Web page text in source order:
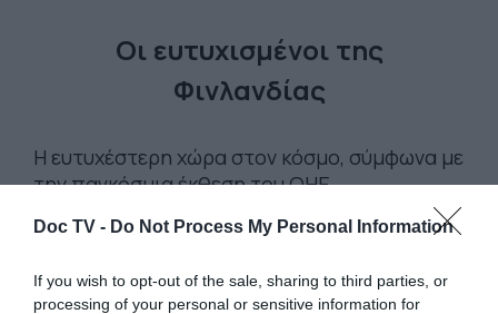
Doc TV - Do Not Process My Personal Information
If you wish to opt-out of the sale, sharing to third parties, or
processing of your personal or sensitive information for
Οι ευτυχισμένοι της
Φινλανδίας
Η ευτυχέστερη χώρα στον κόσμο, σύμφωνα με
την παγκόσμια έκθεση του ΟΗΕ